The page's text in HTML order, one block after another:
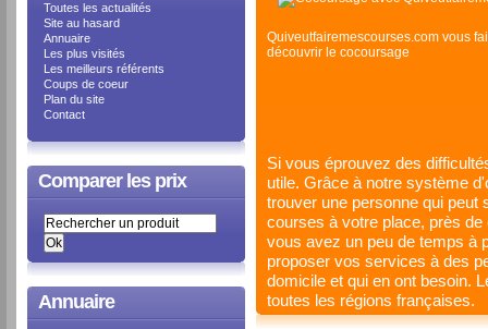
Toutes les actualités
Site au hasard
Annuaire
Les plus visités
Les meilleurs référents
Coups de coeur
Plan du site
Contact
Comparer les prix
Annuaire
Quiveutfairemescourses.com vous
découvrir le cocoursage
Si vous éprouvez des
utile. Grâce à notre système
trouver une personne qui peut
courses à votre place, près
vous avez un peu de temps à
proposer vos services à des
domicile et qui en ont besoin.
toutes les régions françaises.